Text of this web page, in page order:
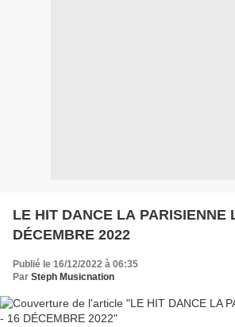
LE HIT DANCE LA PARISIENNE
DÉCEMBRE 2022
Publié le 16/12/2022 à 06:35
Par Steph Musicnation